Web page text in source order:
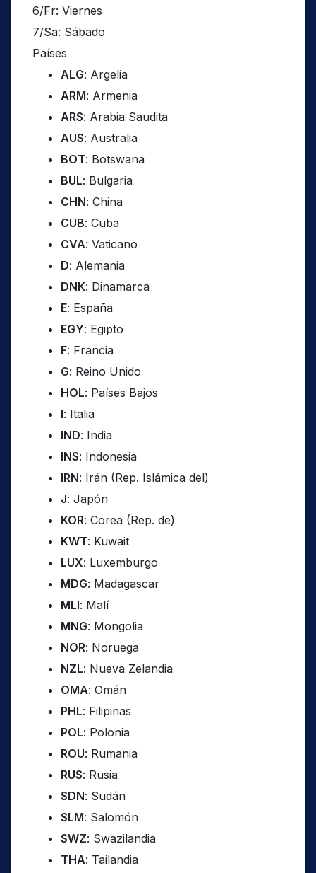
6/Fr: Viernes
7/Sa: Sábado
Países
ALG: Argelia
ARM: Armenia
ARS: Arabia Saudita
AUS: Australia
BOT: Botswana
BUL: Bulgaria
CHN: China
CUB: Cuba
CVA: Vaticano
D: Alemania
DNK: Dinamarca
E: España
EGY: Egipto
F: Francia
G: Reino Unido
HOL: Países Bajos
I: Italia
IND: India
INS: Indonesia
IRN: Irán (Rep. Islámica del)
J: Japón
KOR: Corea (Rep. de)
KWT: Kuwait
LUX: Luxemburgo
MDG: Madagascar
MLI: Malí
MNG: Mongolia
NOR: Noruega
NZL: Nueva Zelandia
OMA: Omán
PHL: Filipinas
POL: Polonia
ROU: Rumania
RUS: Rusia
SDN: Sudán
SLM: Salomón
SWZ: Swazilandia
THA: Tailandia